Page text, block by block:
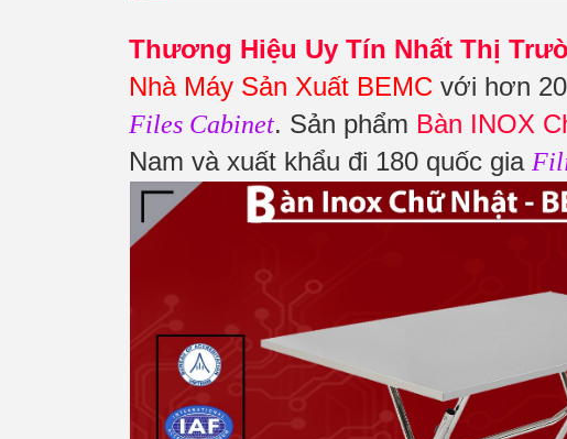
Thương Hiệu Uy Tín Nhất Thị
Nhà Máy Sản Xuất BEMC với hơn
Files Cabinet. Sản phẩm Bàn INOX
Nam và xuất khẩu đi 180 quốc gia